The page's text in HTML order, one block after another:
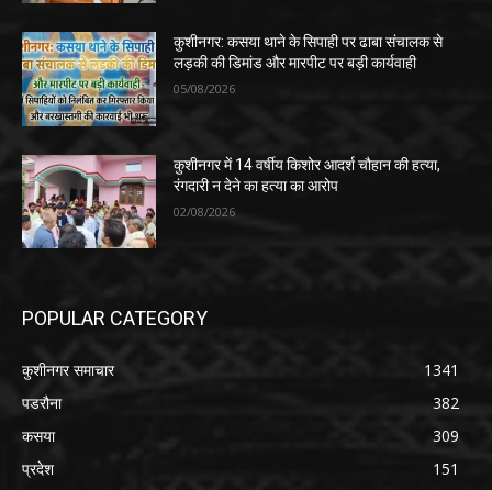
कुशीनगर: कसया थाने के सिपाही पर ढाबा संचालक से
लड़की की डिमांड और मारपीट पर बड़ी कार्यवाही
05/08/2026
कुशीनगर में 14 वर्षीय किशोर आदर्श चौहान की हत्या,
रंगदारी न देने का हत्या का आरोप
02/08/2026
POPULAR CATEGORY
कुशीनगर समाचार
1341
पडरौना
382
कसया
309
प्रदेश
151